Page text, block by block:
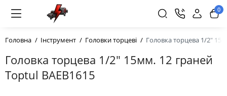
0
Головна Інструмент Головки торцеві Головкa торцева 1/2"
Головкa торцева 1/2" 15мм. 12 граней
Toptul BAEB1615